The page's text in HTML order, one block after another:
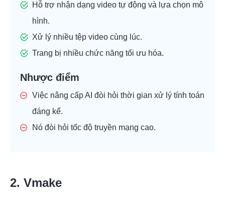
Hỗ trợ nhận dạng video tự động và lựa chọn mô
hình.
Xử lý nhiều tệp video cùng lúc.
Trang bị nhiều chức năng tối ưu hóa.
Nhược điểm
Việc nâng cấp AI đòi hỏi thời gian xử lý tính toán
đáng kể.
Nó đòi hỏi tốc độ truyền mạng cao.
2. Vmake